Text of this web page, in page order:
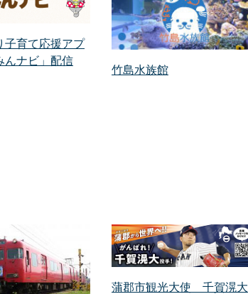
子育て応援アプ
んナビ」配信
竹島水族館
蒲郡市観光大使 千賀滉大